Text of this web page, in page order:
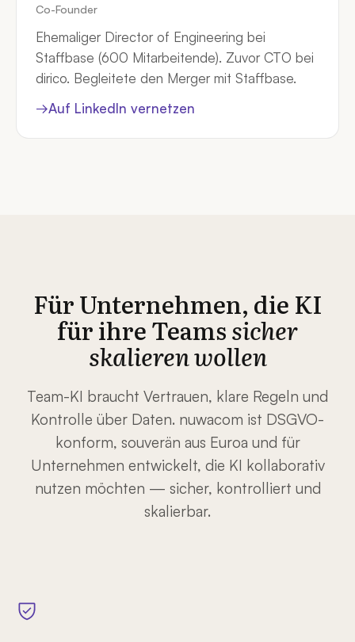
Co-Founder
Ehemaliger Director of Engineering bei
Staffbase (600 Mitarbeitende). Zuvor CTO bei
dirico. Begleitete den Merger mit Staffbase.
→Auf LinkedIn vernetzen
Für Unternehmen, die KI
für ihre Teamssicher
skalieren wollen
Team-KI braucht Vertrauen, klare Regeln und
Kontrolle über Daten. nuwacom ist DSGVO-
konform, souverän aus Euroa und für
Unternehmen entwickelt, die KI kollaborativ
nutzen möchten — sicher, kontrolliert und
skalierbar.